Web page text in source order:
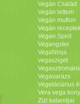
Vegán Család
Vegán lettem
Vegán muflon
Vegán
Vegan Spirit
Vegangster
VegaNinja
vegasziget
Vegavarázs
Vegetáriánus
Vera vega
Zizi kalandjai